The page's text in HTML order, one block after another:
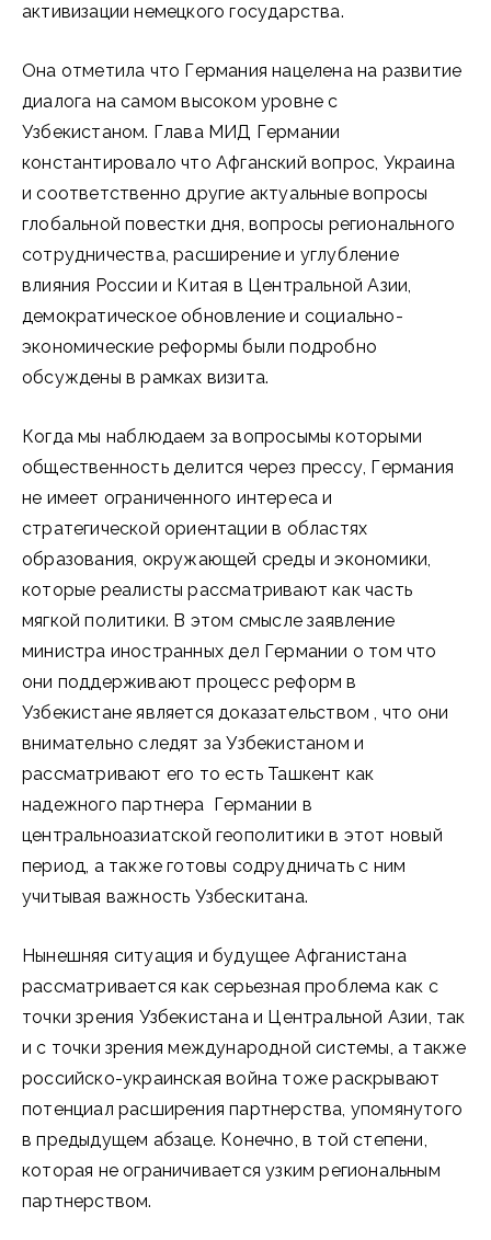
активизации немецкого государства.
Она отметила что Германия нацелена на развитие
диалога на самом высоком уровне с
Узбекистаном. Глава МИД Германии
константировало что Афганский вопрос, Украина
и соответственно другие актуальные вопросы
глобальной повестки дня, вопросы регионального
сотрудничества, расширение и углубление
влияния России и Китая в Центральной Азии,
демократическое обновление и социально-
экономические реформы были подробно
обсуждены в рамках визита.
Когда мы наблюдаем за вопросымы которыми
общественность делится через прессу, Германия
не имеет ограниченного интереса и
стратегической ориентации в областях
образования, окружающей среды и экономики,
которые реалисты рассматривают как часть
мягкой политики. В этом смысле заявление
министра иностранных дел Германии о том что
они поддерживают процесс реформ в
Узбекистане является доказательством , что они
внимательно следят за Узбекистаном и
рассматривают его то есть Ташкент как
надежного партнера Германии в
центральноазиатской геополитики в этот новый
период, а также готовы содрудничать с ним
учитывая важность Узбескитана.
Нынешняя ситуация и будущее Афганистана
рассматривается как серьезная проблема как с
точки зрения Узбекистана и Центральной Азии, так
и с точки зрения международной системы, а также
российско-украинская война тоже раскрывают
потенциал расширения партнерства, упомянутого
в предыдущем абзаце. Конечно, в той степени,
которая не ограничивается узким региональным
партнерством.